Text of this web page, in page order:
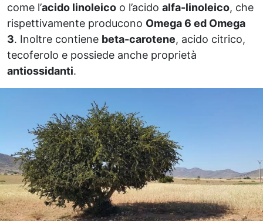
come l’acido linoleico o l’acido alfa-linoleico, che
rispettivamente producono Omega 6 ed Omega
3. Inoltre contiene beta-carotene, acido citrico,
tecoferolo e possiede anche proprietà
antiossidanti.